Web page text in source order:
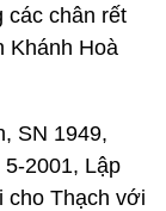
các chân rết
Khánh Hoà
SN 1949,
5-2001, Lập
cho Thạch với